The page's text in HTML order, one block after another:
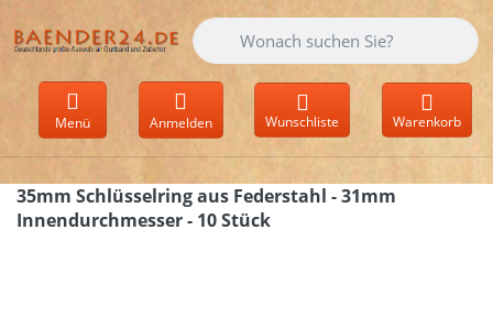
Geben Sie einen Suchbegriff ein.
Menü Anmelden Wunschliste Warenkorb
35mm Schlüsselring aus Federstahl - 31mm
Innendurchmesser - 10 Stück